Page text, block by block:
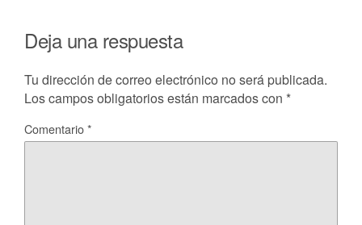
Deja una respuesta
Tu dirección de correo electrónico no será publicada.
Los campos obligatorios están marcados con *
Comentario*